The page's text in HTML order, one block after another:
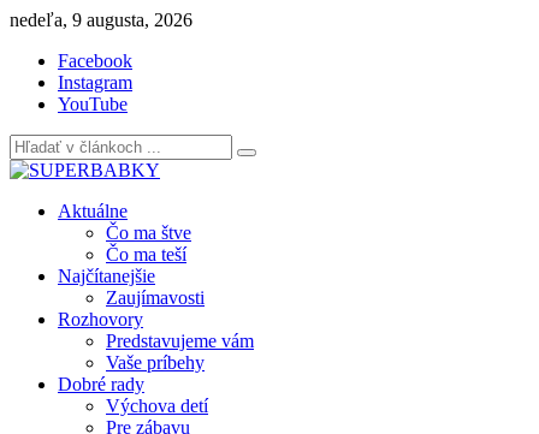
Skip
content
nedeľa, 9 augusta, 2026
Facebook
Instagram
YouTube
Aktuálne
Čo ma štve
Čo ma teší
Najčítanejšie
Zaujímavosti
Rozhovory
Predstavujeme vám
Vaše príbehy
Dobré rady
Výchova detí
Pre zábavu